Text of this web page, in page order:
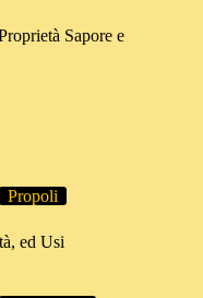
Sapore e
Propoli
ed Usi